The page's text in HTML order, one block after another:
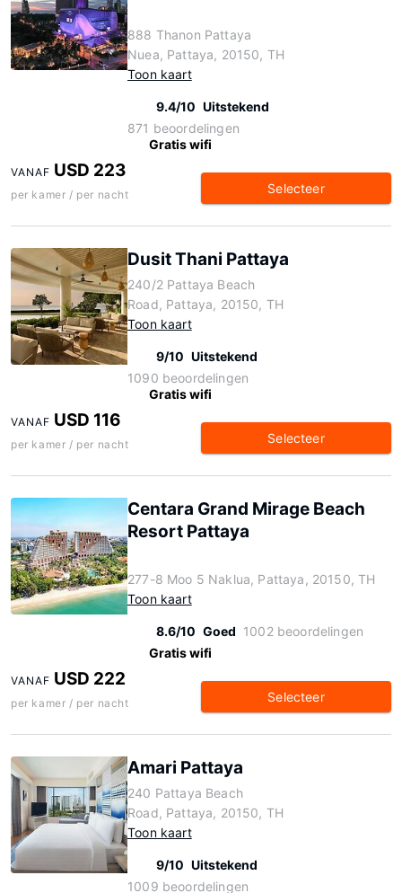
888 Thanon Pattaya
Nuea, Pattaya, 20150, TH
Toon kaart
9.4/10 Uitstekend
871 beoordelingen
Gratis wifi
VANAF USD 223
per kamer / per nacht Selecteer
Dusit Thani Pattaya
240/2 Pattaya Beach
Road, Pattaya, 20150, TH
Toon kaart
9/10 Uitstekend
1090 beoordelingen
Gratis wifi
VANAF USD 116
per kamer / per nacht Selecteer
Centara Grand Mirage Beach
Resort Pattaya
277-8 Moo 5 Naklua, Pattaya, 20150, TH
Toon kaart
8.6/10 Goed 1002 beoordelingen
Gratis wifi
VANAF USD 222
per kamer / per nacht Selecteer
Amari Pattaya
240 Pattaya Beach
Road, Pattaya, 20150, TH
Toon kaart
9/10 Uitstekend
1009 beoordelingen